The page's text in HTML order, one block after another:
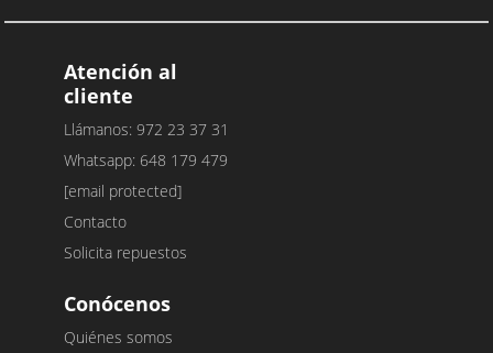
Atención al
cliente
Llámanos: 972 23 37 31
Whatsapp: 648 179 479
[email protected]
Contacto
Solicita repuestos
Conócenos
Quiénes somos